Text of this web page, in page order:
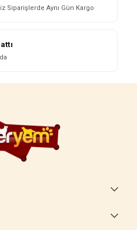
Siparişlerde Aynı Gün Kargo